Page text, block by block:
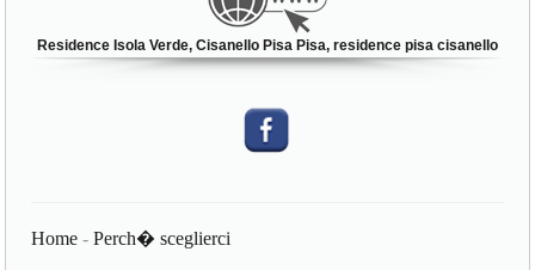
Residence Isola Verde, Cisanello Pisa Pisa, residence pisa cisanello
Home -Perch� sceglierci